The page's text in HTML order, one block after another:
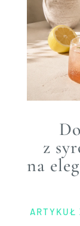
z
na
ARTYKUŁ